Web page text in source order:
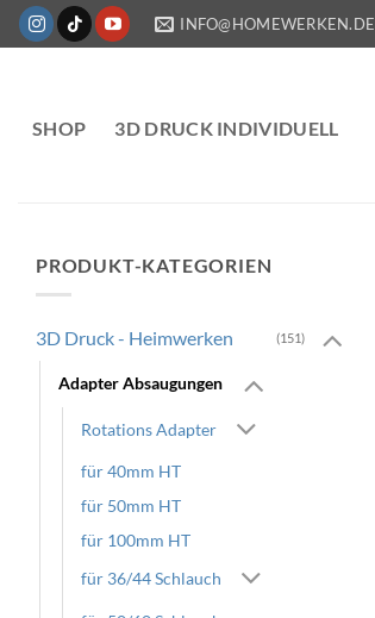
Zum
Inhalt
INFO@HOMEWERKEN.DE
SHOP 3D DRUCK INDIVIDUELL
PRODUKT-KATEGORIEN
3D Druck - Heimwerken (151)
Adapter Absaugungen
Rotations Adapter
für 40mm HT
für 50mm HT
für 100mm HT
für 36/44 Schlauch